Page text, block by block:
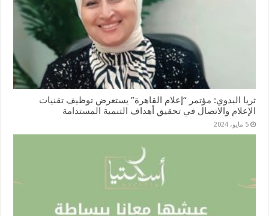
ثريا البدوي: مؤتمر “إعلام القاهرة” يستعرض توظيف تقنيات
الإعلام والاتصال في تحقيق أهداف التنمية المستدامة
5 مايو، 2024